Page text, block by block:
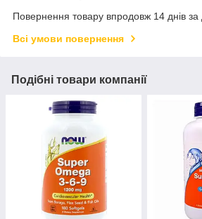
Повернення товару впродовж 14 днів за
Всі умови повернення
Подібні товари компанії